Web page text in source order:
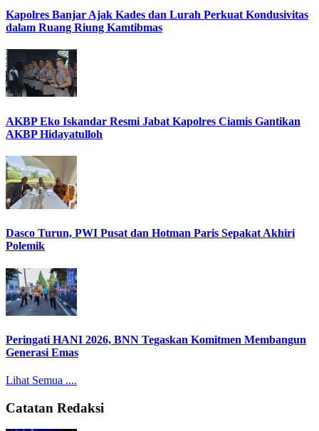
Kapolres Banjar Ajak Kades dan Lurah Perkuat Kondusivitas
dalam Ruang Riung Kamtibmas
AKBP Eko Iskandar Resmi Jabat Kapolres Ciamis Gantikan
AKBP Hidayatulloh
Dasco Turun, PWI Pusat dan Hotman Paris Sepakat Akhiri
Polemik
Peringati HANI 2026, BNN Tegaskan Komitmen Membangun
Generasi Emas
Lihat Semua ....
Catatan Redaksi